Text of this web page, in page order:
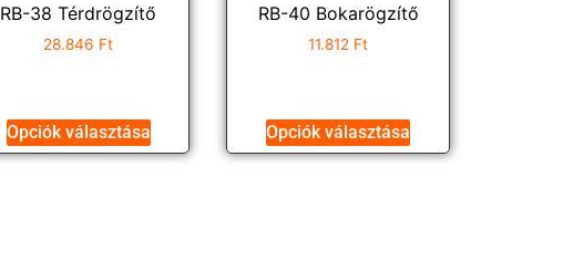
RB-38 Térdrögzítő
28.846 Ft
Opciók választása
RB-40 Bokarögzítő
11.812 Ft
Opciók választása